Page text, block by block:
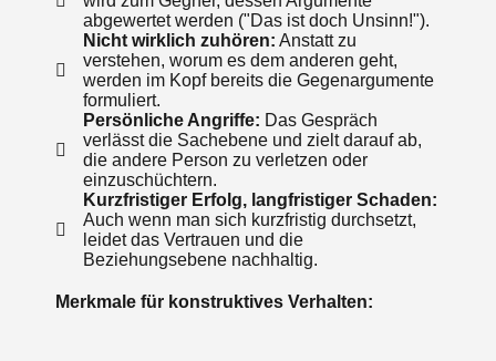
abgewertet werden ("Das ist doch Unsinn!").
Nicht wirklich zuhören: Anstatt zu
verstehen, worum es dem anderen geht,
werden im Kopf bereits die Gegenargumente
formuliert.
Persönliche Angriffe: Das Gespräch
verlässt die Sachebene und zielt darauf ab,
die andere Person zu verletzen oder
einzuschüchtern.
Kurzfristiger Erfolg, langfristiger Schaden:
Auch wenn man sich kurzfristig durchsetzt,
leidet das Vertrauen und die
Beziehungsebene nachhaltig.
Merkmale für konstruktives Verhalten: